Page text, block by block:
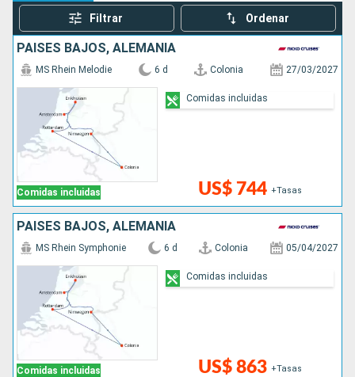
Filtrar Ordenar
PAISES BAJOS, ALEMANIA
Comidas incluidas
MS Rhein Melodie 6 d Colonia 27/03/2027
US$ 744 +Tasas
Comidas incluidas
PAISES BAJOS, ALEMANIA
Comidas incluidas
MS Rhein Symphonie 6 d Colonia 05/04/2027
US$ 863 +Tasas
Comidas incluidas